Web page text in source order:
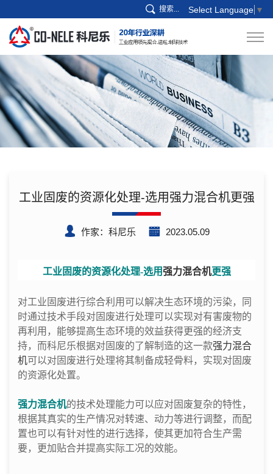
搜索... Select Language ▼
工业固废的资源化处理-选用强力混合机更强
作家：科尼乐 2023.05.09
工业固废的资源化处理-选用强力混合机更强
对工业固废进行综合利用可以解决生态环境的污染，同
时通过技术手段对固废进行处理可以实现对有害废物的
再利用，能够提高生态环境的效益获得更强的经济支
持，而科尼乐根据对固废的了解制造的这一款强力混合
机可以对固废进行处理将其制备成轻骨料，实现对固废
的资源化处置。
强力混合机的技术处理能力可以应对固废复杂的特性，
根据其真实的生产情况对转速、动力等进行调整，而配
置也可以有针对性的进行选择，使其更加符合生产需
要，更加贴合并提高实际工况的效能。